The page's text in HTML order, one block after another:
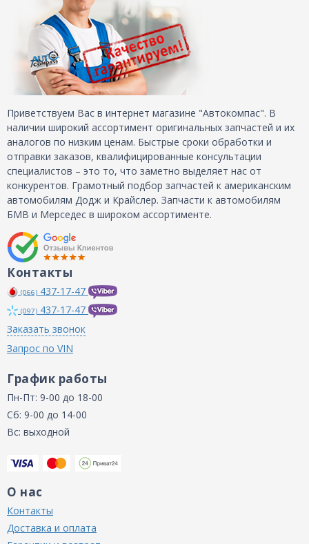
Приветствуем Вас в интернет магазине "Автокомпас". В
наличии широкий ассортимент оригинальных запчастей и их
аналогов по низким ценам. Быстрые сроки обработки и
отправки заказов, квалифицированные консультации
специалистов – это то, что заметно выделяет нас от
конкурентов. Грамотный подбор запчастей к американским
автомобилям Додж и Крайслер. Запчасти к автомобилям
БМВ и Мерседес в широком ассортименте.
Контакты
(066) 437-17-47
(097) 437-17-47
Заказать звонок
Запрос по VIN
График работы
Пн-Пт: 9-00 до 18-00
Сб: 9-00 до 14-00
Вс: выходной
О нас
Контакты
Доставка и оплата